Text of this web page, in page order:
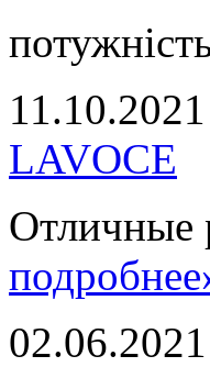
11.10.2021
LAVOCE
Отличные
02.06.2021